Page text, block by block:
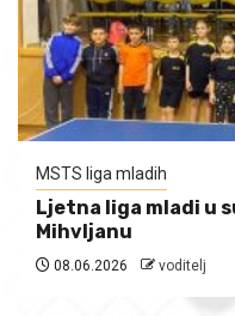
MSTS liga mladih
Ljetna liga mladi u
Mihvljanu
08.06.2026 voditelj